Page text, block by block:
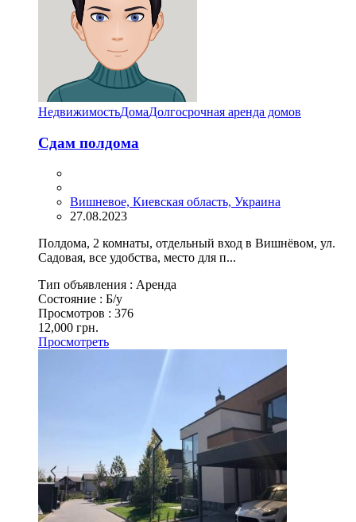
НедвижимостьДомаДолгосрочная аренда домов
Сдам полдома
Вишневое, Киевская область, Украина
27.08.2023
Полдома, 2 комнаты, отдельный вход в Вишнёвом, ул.
Садовая, все удобства, место для п...
Тип объявления : Аренда
Состояние : Б/у
Просмотров : 376
12,000 грн.
Просмотреть